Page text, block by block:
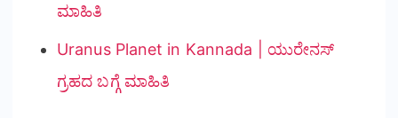
ಮಾಹಿತಿ
Uranus Planet in Kannada | ಯುರೇನಸ್
ಗ್ರಹದ ಬಗ್ಗೆ ಮಾಹಿತಿ